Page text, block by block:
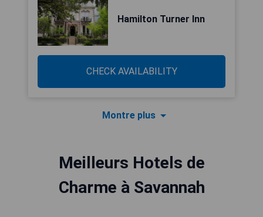
Hamilton Turner Inn
CHECK AVAILABILITY
Montre plus
Meilleurs Hotels de
Charme à Savannah